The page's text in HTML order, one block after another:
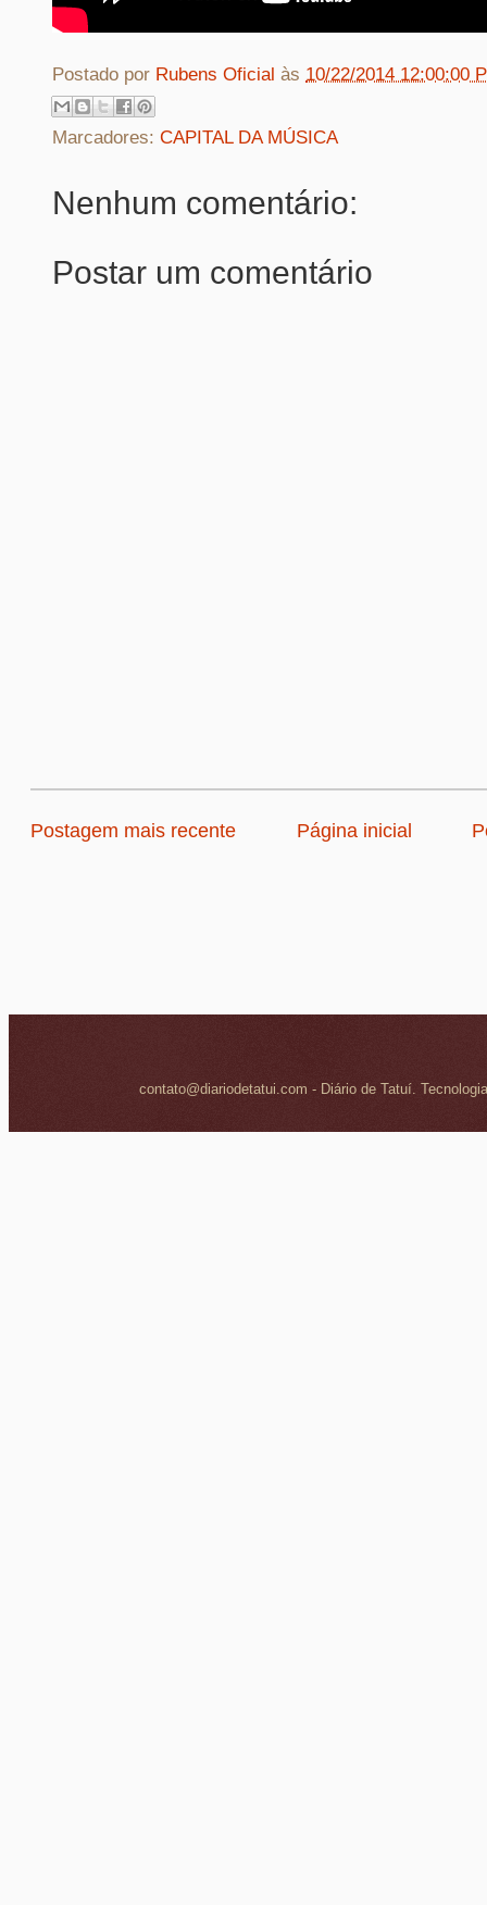
Postado por Rubens Oficial às 10/22/2014 12:00:00
Marcadores: CAPITAL DA MÚSICA
Nenhum comentário:
Postar um comentário
Postagem mais recente Página inicial
contato@diariodetatui.com - Diário de Tatuí.